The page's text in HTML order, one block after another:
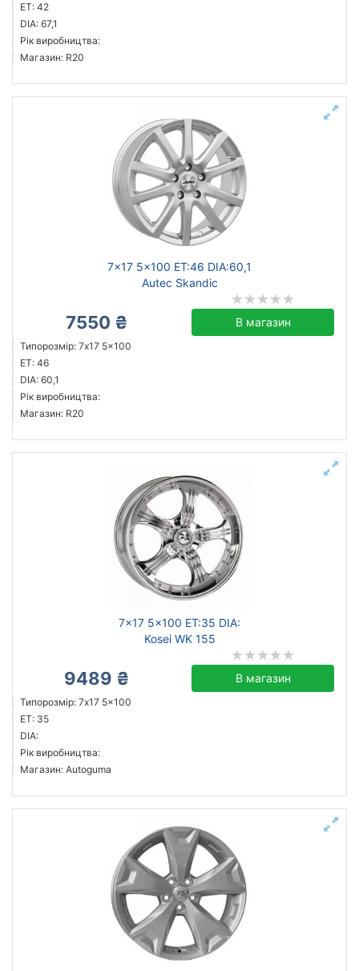
ET: 42
DIA: 67,1
Рік виробництва:
Магазин: R20
7x17 5x100 ET:46 DIA:60,1
Autec Skandic
7550 ₴ В магазин
Типорозмір: 7x17 5x100
ET: 46
DIA: 60,1
Рік виробництва:
Магазин: R20
7x17 5x100 ET:35 DIA:
Kosei WK 155
9489 ₴ В магазин
Типорозмір: 7x17 5x100
ET: 35
DIA:
Рік виробництва:
Магазин: Autoguma